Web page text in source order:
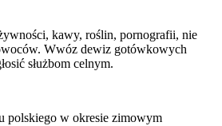
kawy, roślin, pornografii, nie
Wwóz dewiz gotówkowych
służbom celnym.
polskiego w okresie zimowym